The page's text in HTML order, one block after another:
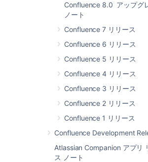
Confluence 8.0 アップグ
ノート
Confluence 7 リリース
Confluence 6 リリース
Confluence 5 リリース
Confluence 4 リリース
Confluence 3 リリース
Confluence 2 リリース
Confluence 1 リリース
Confluence Development
Atlassian Companion アプリ
ス ノート
迅速かつシンプルで
が高い: 新しいバッ
プとリストアの方法
Confluence のバックアップと復元